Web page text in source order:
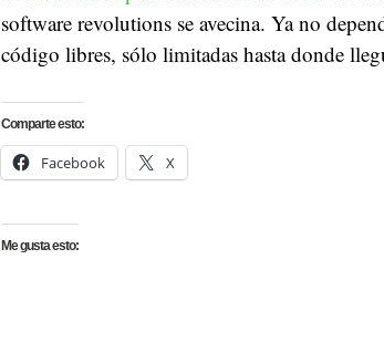
software revolutions se avecina. Ya no
código libres, sólo limitadas hasta donde
Comparte esto:
Facebook X
Me gusta esto: